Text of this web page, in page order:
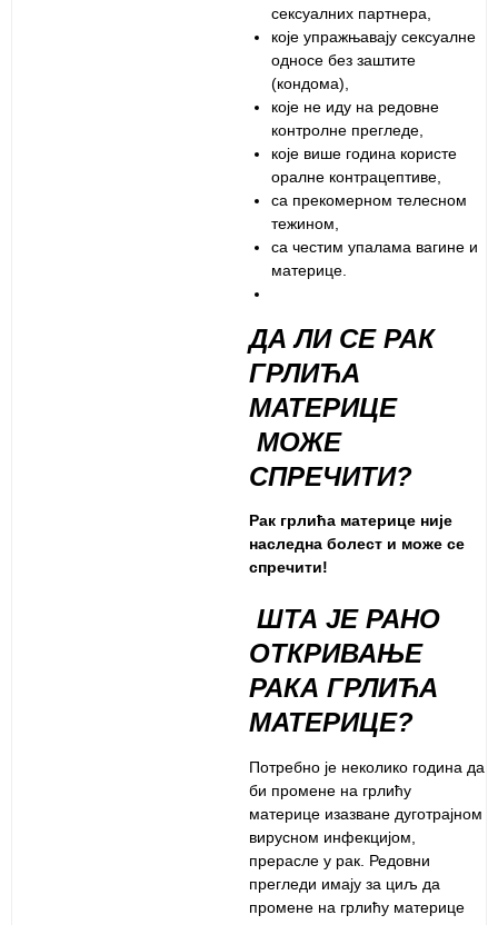
сексуалних партнера,
које упражњавају сексуалне
односе без заштите
(кондома),
које не иду на редовне
контролне прегледе,
које више година користе
оралне контрацептиве,
са прекомерном телесном
тежином,
са честим упалама вагине и
материце.
ДА ЛИ СЕ РАК
ГРЛИЋА
МАТЕРИЦЕ
МОЖЕ
СПРЕЧИТИ?
Рак грлића материце није
наследна болест и може се
спречити!
ШТА ЈЕ РАНО
ОТКРИВАЊЕ
РАКА ГРЛИЋА
МАТЕРИЦЕ?
Потребно је неколико година да
би промене на грлићу
материце изазване дуготрајном
вирусном инфекцијом,
прерасле у рак. Редовни
прегледи имају за циљ да
промене на грлићу материце